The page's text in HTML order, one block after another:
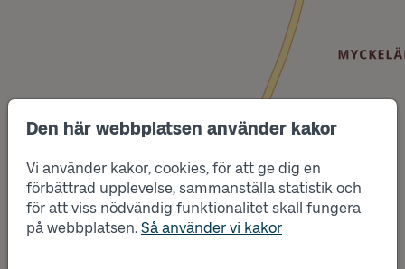
Den här webbplatsen använder kakor
Vi använder kakor, cookies, för att ge dig en
förbättrad upplevelse, sammanställa statistik och
för att viss nödvändig funktionalitet skall fungera
på webbplatsen. Så använder vi kakor
Läge
A
Läge
B